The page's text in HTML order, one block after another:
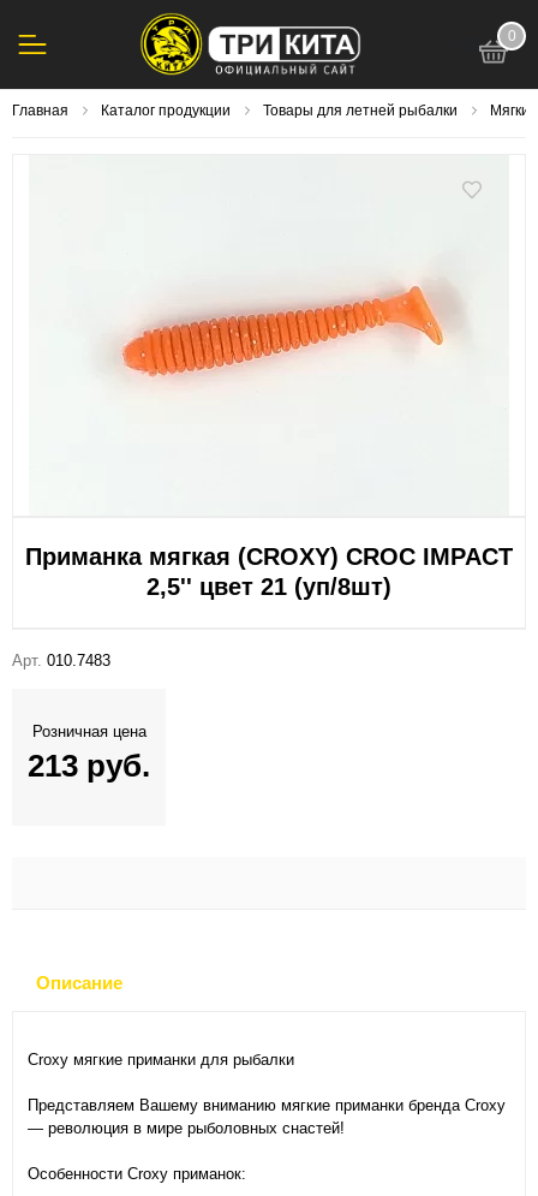
0
Главная Каталог продукции Товары для летней рыбалки
Приманка мягкая (CROXY) CROC IMPACT
2,5'' цвет 21 (уп/8шт)
Арт. 010.7483
Розничная цена
213 руб.
Описание
Croxy мягкие приманки для рыбалки
Представляем Вашему вниманию мягкие приманки бренда Croxy
— революция в мире рыболовных снастей!
Особенности Croxy приманок: